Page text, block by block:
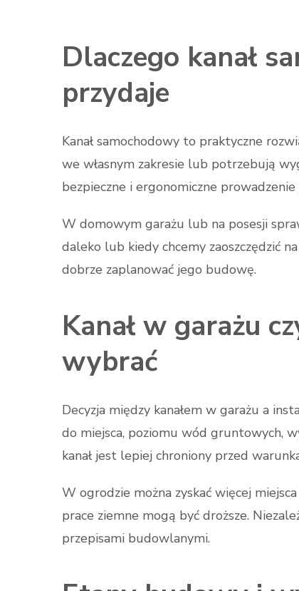
Dlaczego kanał
przydaje
Kanał samochodowy to praktyczne
we własnym zakresie lub potrzebują
bezpieczne i ergonomiczne
W domowym garażu lub na posesji
daleko lub kiedy chcemy zaoszczędzić
dobrze zaplanować jego budowę.
Kanał w garażu
wybrać
Decyzja między kanałem w garażu a
do miejsca, poziomu wód gruntowych,
kanał jest lepiej chroniony przed
W ogrodzie można zyskać więcej
prace ziemne mogą być droższe.
przepisami budowlanymi.